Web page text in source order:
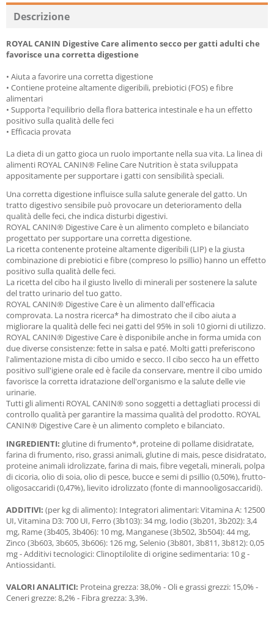
Descrizione
ROYAL CANIN Digestive Care alimento secco per gatti adulti che
favorisce una corretta digestione
• Aiuta a favorire una corretta digestione
• Contiene proteine ​​altamente digeribili, prebiotici (FOS) e fibre
alimentari
• Supporta l'equilibrio della flora batterica intestinale e ha un effetto
positivo sulla qualità delle feci
• Efficacia provata
La dieta di un gatto gioca un ruolo importante nella sua vita. La linea di
alimenti ROYAL CANIN® Feline Care Nutrition è stata sviluppata
appositamente per supportare i gatti con sensibilità speciali.
Una corretta digestione influisce sulla salute generale del gatto. Un
tratto digestivo sensibile può provocare un deterioramento della
qualità delle feci, che indica disturbi digestivi.
ROYAL CANIN® Digestive Care è un alimento completo e bilanciato
progettato per supportare una corretta digestione.
La ricetta contenente proteine ​​altamente digeribili (LIP) e la giusta
combinazione di prebiotici e fibre (compreso lo psillio) hanno un effetto
positivo sulla qualità delle feci.
La ricetta del cibo ha il giusto livello di minerali per sostenere la salute
del tratto urinario del tuo gatto.
ROYAL CANIN® Digestive Care è un alimento dall'efficacia
comprovata. La nostra ricerca* ha dimostrato che il cibo aiuta a
migliorare la qualità delle feci nei gatti del 95% in soli 10 giorni di utilizzo.
ROYAL CANIN® Digestive Care è disponibile anche in forma umida con
due diverse consistenze: fette in salsa e paté. Molti gatti preferiscono
l'alimentazione mista di cibo umido e secco. Il cibo secco ha un effetto
positivo sull'igiene orale ed è facile da conservare, mentre il cibo umido
favorisce la corretta idratazione dell'organismo e la salute delle vie
urinarie.
Tutti gli alimenti ROYAL CANIN® sono soggetti a dettagliati processi di
controllo qualità per garantire la massima qualità del prodotto. ROYAL
CANIN® Digestive Care è un alimento completo e bilanciato.
INGREDIENTI: glutine di frumento*, proteine di pollame disidratate,
farina di frumento, riso, grassi animali, glutine di mais, pesce disidratato,
proteine animali idrolizzate, farina di mais, fibre vegetali, minerali, polpa
di cicoria, olio di soia, olio di pesce, bucce e semi di psillio (0,50%), frutto-
oligosaccaridi (0,47%), lievito idrolizzato (fonte di mannooligosaccaridi).
ADDITIVI: (per kg di alimento): Integratori alimentari: Vitamina A: 12500
UI, Vitamina D3: 700 UI, Ferro (3b103): 34 mg, Iodio (3b201, 3b202): 3,4
mg, Rame (3b405, 3b406): 10 mg, Manganese (3b502, 3b504): 44 mg,
Zinco (3b603, 3b605, 3b606): 126 mg, Selenio (3b801, 3b811, 3b812): 0,05
mg - Additivi tecnologici: Clinoptilolite di origine sedimentaria: 10 g -
Antiossidanti.
VALORI ANALITICI: Proteina grezza: 38,0% - Oli e grassi grezzi: 15,0% -
Ceneri grezze: 8,2% - Fibra grezza: 3,3%.